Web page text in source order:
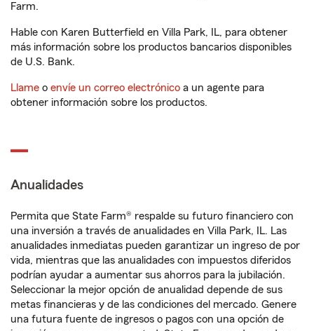
Farm.
Hable con Karen Butterfield en Villa Park, IL, para obtener
más información sobre los productos bancarios disponibles
de U.S. Bank.
Llame o envíe un correo electrónico a un agente para
obtener información sobre los productos.
Anualidades
Permita que State Farm® respalde su futuro financiero con
una inversión a través de anualidades en Villa Park, IL. Las
anualidades inmediatas pueden garantizar un ingreso de por
vida, mientras que las anualidades con impuestos diferidos
podrían ayudar a aumentar sus ahorros para la jubilación.
Seleccionar la mejor opción de anualidad depende de sus
metas financieras y de las condiciones del mercado. Genere
una futura fuente de ingresos o pagos con una opción de